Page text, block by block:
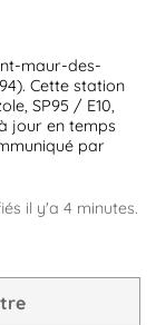
maur-des-
Cette station
SP95 / E10,
jour en temps
par
il y'a 4 minutes.